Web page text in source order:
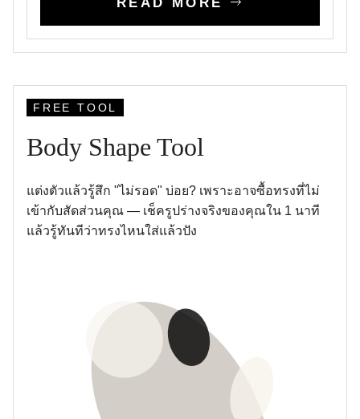
FREE TOOL
Body Shape Tool
แต่งตัวแล้วรู้สึก "ไม่รอด" บ่อย? เพราะอาจซื้อทรงที่ไม่
เข้ากับสัดส่วนคุณ — เช็ครูปร่างจริงของคุณใน 1 นาที
แล้วรู้ทันทีว่าทรงไหนใส่แล้วปัง